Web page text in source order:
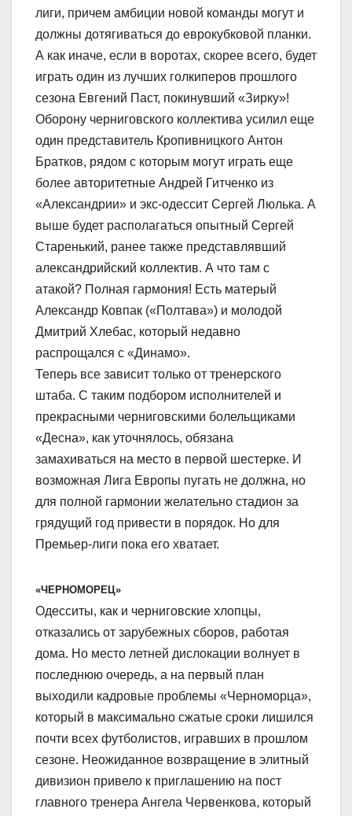
лиги, причем амбиции новой команды могут и
должны дотягиваться до еврокубковой планки.
А как иначе, если в воротах, скорее всего, будет
играть один из лучших голкиперов прошлого
сезона Евгений Паст, покинувший «Зирку»!
Оборону черниговского коллектива усилил еще
один представитель Кропивницкого Антон
Братков, рядом с которым могут играть еще
более авторитетные Андрей Гитченко из
«Александрии» и экс-одессит Сергей Люлька. А
выше будет располагаться опытный Сергей
Старенький, ранее также представлявший
александрийский коллектив. А что там с
атакой? Полная гармония! Есть матерый
Александр Ковпак («Полтава») и молодой
Дмитрий Хлебас, который недавно
распрощался с «Динамо».
Теперь все зависит только от тренерского
штаба. С таким подбором исполнителей и
прекрасными черниговскими болельщиками
«Десна», как уточнялось, обязана
замахиваться на место в первой шестерке. И
возможная Лига Европы пугать не должна, но
для полной гармонии желательно стадион за
грядущий год привести в порядок. Но для
Премьер-лиги пока его хватает.
«ЧЕРНОМОРЕЦ»
Одесситы, как и черниговские хлопцы,
отказались от зарубежных сборов, работая
дома. Но место летней дислокации волнует в
последнюю очередь, а на первый план
выходили кадровые проблемы «Черноморца»,
который в максимально сжатые сроки лишился
почти всех футболистов, игравших в прошлом
сезоне. Неожиданное возвращение в элитный
дивизион привело к приглашению на пост
главного тренера Ангела Червенкова, который